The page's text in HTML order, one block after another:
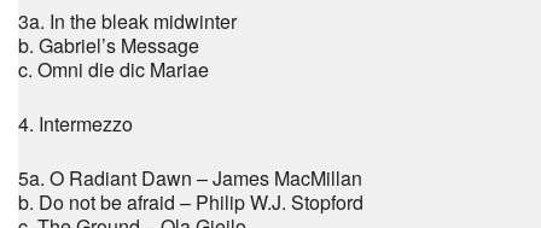
3a. In the bleak midwinter
b. Gabriel’s Message
c. Omni die dic Mariae
4. Intermezzo
5a. O Radiant Dawn – James MacMillan
b. Do not be afraid – Philip W.J. Stopford